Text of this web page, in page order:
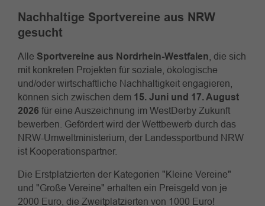
Nachhaltige Sportvereine aus NRW
gesucht
Alle Sportvereine aus Nordrhein-Westfalen , die sich
mit konkreten Projekten für soziale, ökologische
und/oder wirtschaftliche Nachhaltigkeit engagieren,
können sich zwischen dem 15. Juni und 17. August
2026 für eine Auszeichnung im WestDerby Zukunft
bewerben. Gefördert wird der Wettbewerb durch das
NRW-Umweltministerium, der Landessportbund NRW
ist Kooperationspartner.
Die Erstplatzierten der Kategorien "Kleine Vereine"
und "Große Vereine" erhalten ein Preisgeld von je
2000 Euro, die Zweitplatzierten von 1000 Euro!